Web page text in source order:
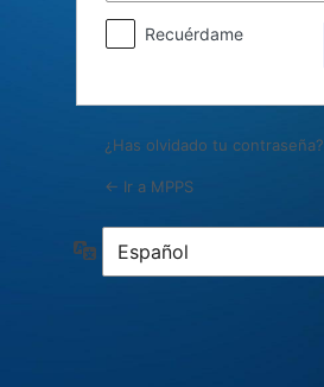
Recuérdame
¿Has olvidado tu contraseña?
← Ir a MPPS
Idioma